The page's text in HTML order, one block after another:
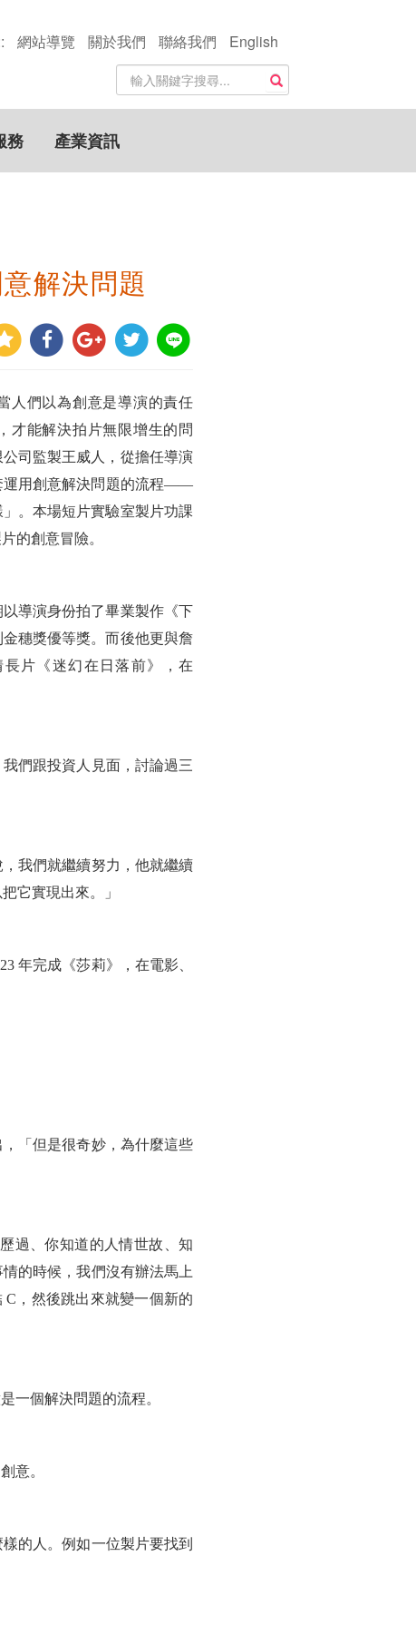
網站導覽 關於我們 聯絡我們
English
站
內
搜
尋
關
鍵
搜尋
務 產業資訊
解決問題
人們以為創意是導演的責任
才能解決拍片無限增生的問
司監製王威人，從擔任導演
運用創意解決問題的流程——
。本場短片實驗室製片功課
的創意冒險。
導演身份拍了畢業製作《下
穗獎優等獎。而後他更與詹
片《迷幻在日落前》，在
們跟投資人見面，討論過三
我們就繼續努力，他就繼續
它實現出來。」
年完成《莎莉》，在電影、
「但是很奇妙，為什麼這些
過、你知道的人情世故、知
的時候，我們沒有辦法馬上
，然後跳出來就變一個新的
一個解決問題的流程。
意。
的人。例如一位製片要找到